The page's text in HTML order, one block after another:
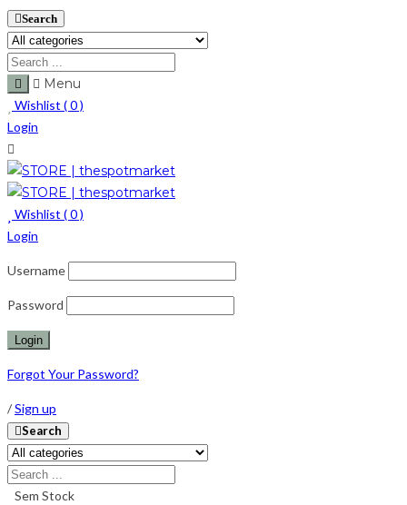
Search
Menu
Wishlist (0)
Login
Wishlist (0)
Login
Username
Password
Forgot Your Password?
/Sign up
Search
Sem Stock